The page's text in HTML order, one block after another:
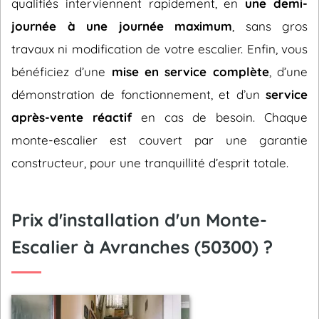
qualifiés interviennent rapidement, en une demi-
journée à une journée maximum , sans gros
travaux ni modification de votre escalier. Enfin, vous
bénéficiez d’une mise en service complète, d’une
démonstration de fonctionnement, et d’un service
après-vente réactifen cas de besoin. Chaque
monte-escalier est couvert par une garantie
constructeur, pour une tranquillité d’esprit totale.
Prix d'installation d'un Monte-
Escalier à Avranches (50300) ?